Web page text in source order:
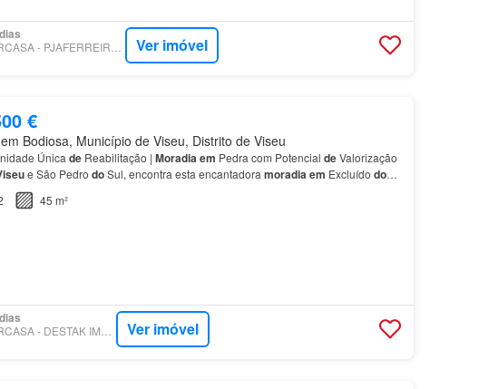
Ver imóvel
€
em Bodiosa, Município de Viseu, Distrito de Viseu
Única deReabilitação | Moradiaem Pedra com Potencial deValorização
e São Pedro doSul, encontra esta encantadora moradiaem Excluído do
abrigo
45 m²
Ver imóvel